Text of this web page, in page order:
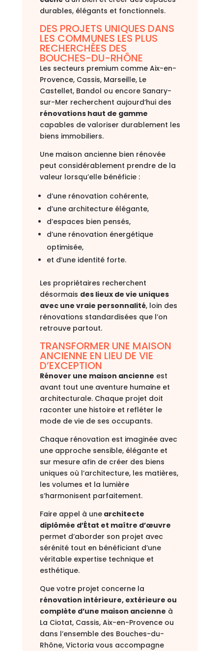
durables, élégants et fonctionnels.
DES PROJETS UNIQUES DANS
LES COMMUNES LES PLUS
RECHERCHÉES DES
BOUCHES-DU-RHÔNE
Les secteurs premium comme Aix-en-
Provence, Cassis, Marseille, Le
Castellet, Bandol ou encore Sanary-
sur-Mer recherchent aujourd’hui des
rénovations haut de gamme
capables de valoriser durablement les
biens immobiliers.
Une maison ancienne bien rénovée
peut considérablement prendre de la
valeur lorsqu’elle bénéficie :
d’une rénovation cohérente,
d’une architecture élégante,
d’espaces bien pensés,
d’une rénovation énergétique
optimisée,
et d’une identité forte.
Les propriétaires recherchent
désormais des lieux de vie uniques
avec une vraie personnalité, loin des
rénovations standardisées que l’on
retrouve partout.
TRANSFORMER UNE MAISON
ANCIENNE EN LIEU DE VIE
D’EXCEPTION
Rénover une maison ancienne est
avant tout une aventure humaine et
architecturale. Chaque projet doit
raconter une histoire et refléter le
mode de vie de ses occupants.
Chaque rénovation est imaginée avec
une approche sensible, élégante et
sur mesure afin de créer des biens
uniques où l’architecture, les matières,
les volumes et la lumière
s’harmonisent parfaitement.
Faire appel à unearchitecte
diplômée d’État et maître d’œuvre
permet d’aborder son projet avec
sérénité tout en bénéficiant d’une
véritable expertise technique et
esthétique.
Que votre projet concerne la
rénovation intérieure, extérieure ou
complète d’une maison ancienne à
La Ciotat, Cassis, Aix-en-Provenceou
dans l’ensemble des Bouches-du-
Rhône, Victoria vous accompagne